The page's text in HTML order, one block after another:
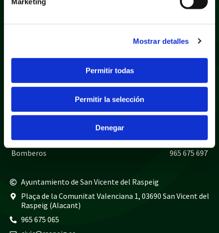
Mostrar detalles
Permitir todas
Permitir la selección
Denegar
Aviso legal
Política de cookies
Mapa web
Teléfonos de interés
Guardia civil
965 675 814
Bomberos
965 675 697
Ayuntamiento de San Vicente del Raspeig
Plaça de la Comunitat Valenciana 1, 03690 San Vicent del
Raspeig (Alacant)
965 675 065